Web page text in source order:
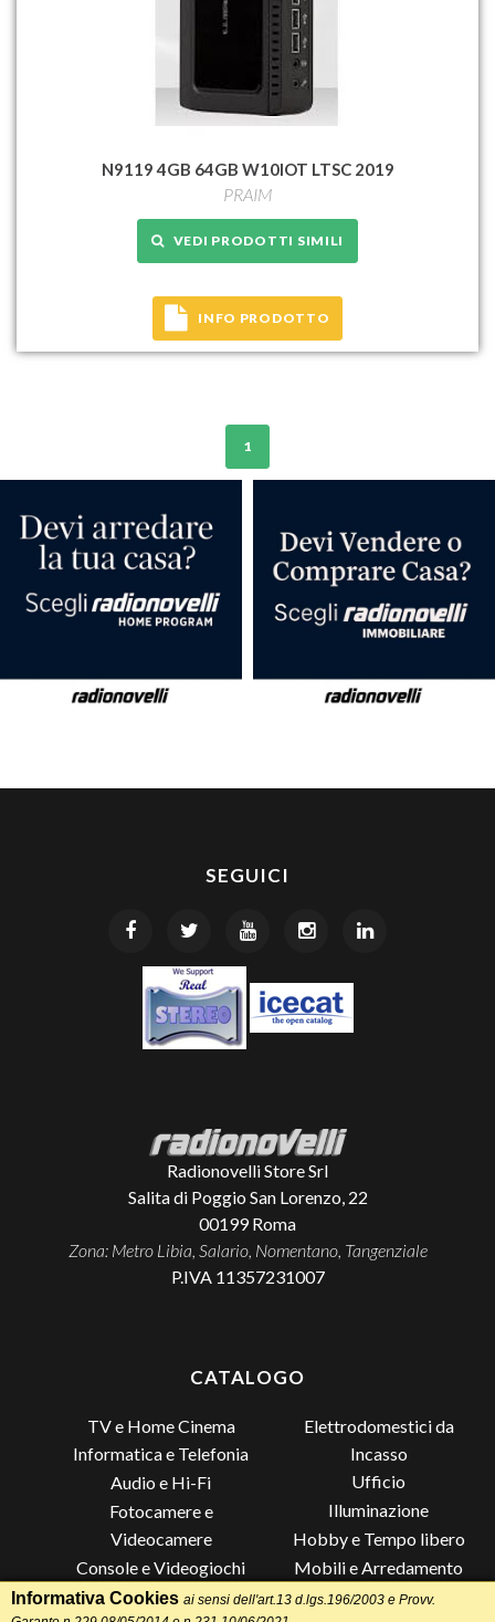
N9119 4GB 64GB W10IOT LTSC 2019
PRAIM
VEDI PRODOTTI SIMILI
INFO PRODOTTO
1
SEGUICI
Radionovelli Store Srl
Salita di Poggio San Lorenzo, 22
00199 Roma
Zona: Metro Libia, Salario, Nomentano, Tangenziale
P.IVA 11357231007
CATALOGO
TV e Home Cinema
Informatica e Telefonia
Audio e Hi-Fi
Fotocamere e
Videocamere
Console e Videogiochi
Piccoli Elettrodomestici
Elettrodomestici da
Incasso
Ufficio
Illuminazione
Hobby e Tempo libero
Mobili e Arredamento
Lista di Nozze
Informativa Cookies ai sensi dell'art.13 d.lgs.196/2003 e Provv.